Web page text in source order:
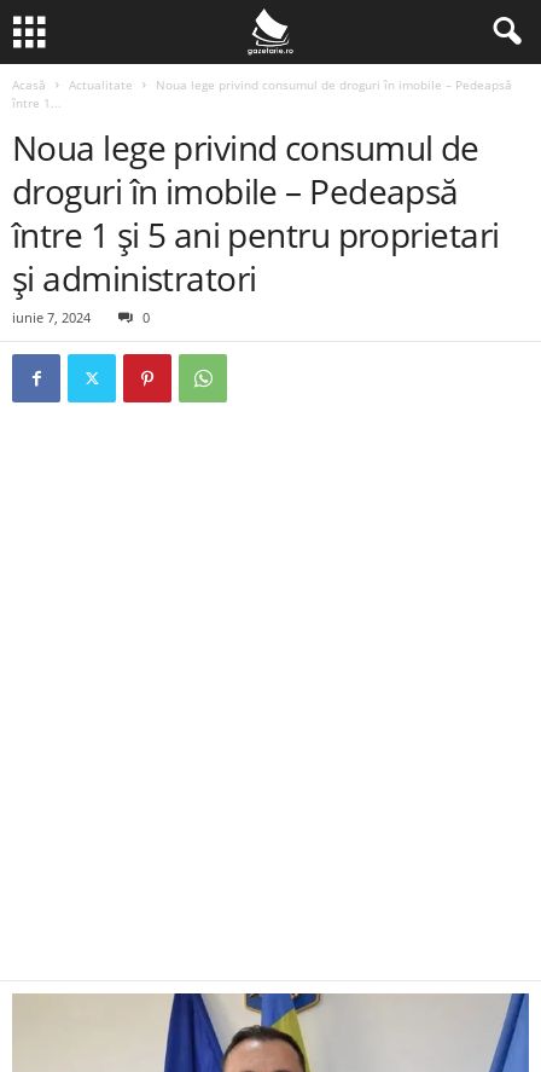
Acasă Actualitate
Noua lege privind consumul de droguri în imobile – Pedeapsă
între 1...
Noua lege privind consumul de
droguri în imobile – Pedeapsă
între 1 și 5 ani pentru proprietari
și administratori
iunie 7, 2024 0